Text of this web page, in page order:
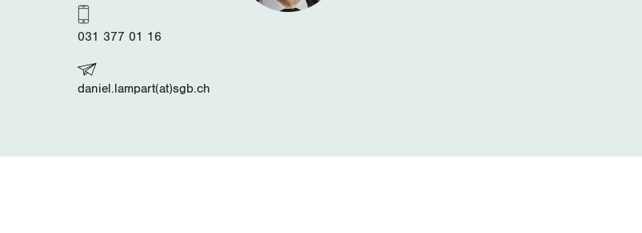
031 377 01 16
daniel.lampart(at)sgb.ch